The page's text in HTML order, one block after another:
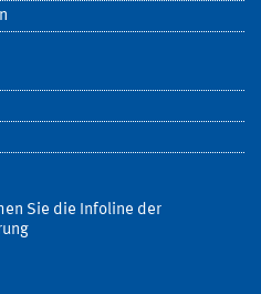
Sie die Infoline der